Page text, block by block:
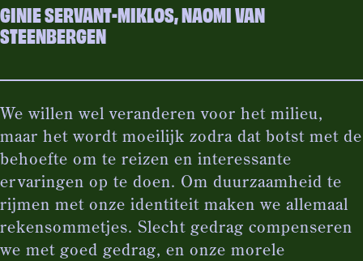
GINIE SERVANT-MIKLOS, NAOMI VAN
STEENBERGEN
We willen wel veranderen voor het milieu,
maar het wordt moeilijk zodra dat botst met de
behoefte om te reizen en interessante
ervaringen op te doen. Om duurzaamheid te
rijmen met onze identiteit maken we allemaal
rekensommetjes. Slecht gedrag compenseren
we met goed gedrag, en onze morele